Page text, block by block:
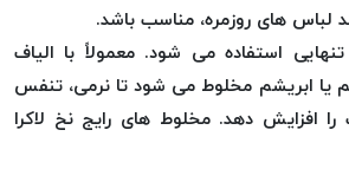
لباس های روزمره، مناسب باشد.
استفاده می شود. معمولاً با الیاف
یا ابریشم مخلوط می شود تا نرمی، تنفس
افزایش دهد. مخلوط های رایج نخ لاکرا